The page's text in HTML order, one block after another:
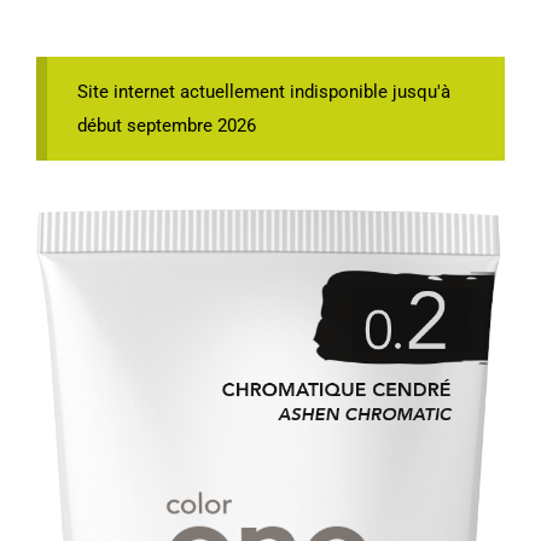
Site internet actuellement indisponible jusqu'à
début septembre 2026